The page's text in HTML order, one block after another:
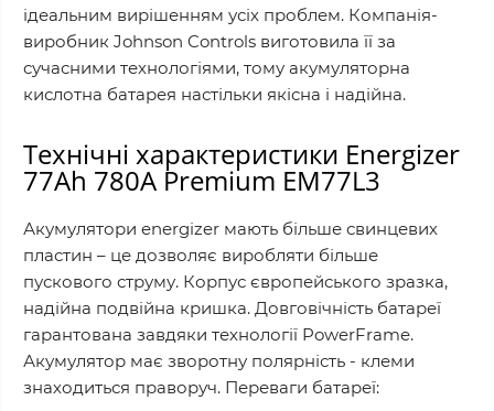
ідеальним вирішенням усіх проблем. Компанія-
виробник Johnson Controls виготовила її за
сучасними технологіями, тому акумуляторна
кислотна батарея настільки якісна і надійна.
Технічні характеристики Energizer
77Ah 780A Premium EM77L3
Акумулятори energizer мають більше свинцевих
пластин – це дозволяє виробляти більше
пускового струму. Корпус європейського зразка,
надійна подвійна кришка. Довговічність батареї
гарантована завдяки технології PowerFrame.
Акумулятор має зворотну полярність - клеми
знаходиться праворуч. Переваги батареї: